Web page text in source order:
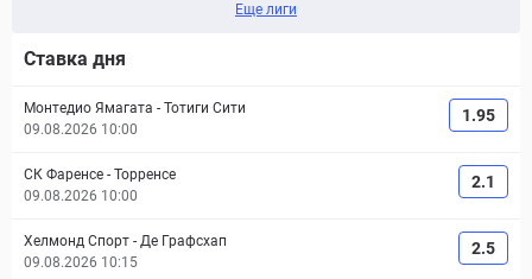
Еще лиги
Ставка дня
Монтедио Ямагата - Тотиги Сити
09.08.2026 10:00
1.95
СК Фаренсе - Торренсе
09.08.2026 10:00
2.1
Хелмонд Спорт - Де Графсхап
09.08.2026 10:15
2.5